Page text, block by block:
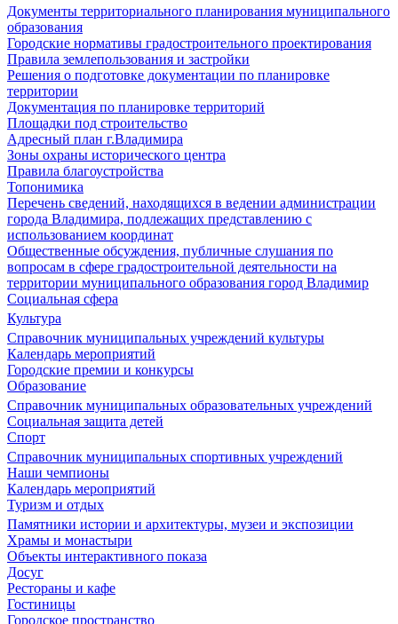
Документы территориального планирования муниципального
образования
Городские нормативы градостроительного проектирования
Правила землепользования и застройки
Решения о подготовке документации по планировке
территории
Документация по планировке территорий
Площадки под строительство
Адресный план г.Владимира
Зоны охраны исторического центра
Правила благоустройства
Топонимика
Перечень сведений, находящихся в ведении администрации
города Владимира, подлежащих представлению с
использованием координат
Общественные обсуждения, публичные слушания по
вопросам в сфере градостроительной деятельности на
территории муниципального образования город Владимир
Социальная сфера
Культура
Справочник муниципальных учреждений культуры
Календарь мероприятий
Городские премии и конкурсы
Образование
Справочник муниципальных образовательных учреждений
Социальная защита детей
Спорт
Справочник муниципальных спортивных учреждений
Наши чемпионы
Календарь мероприятий
Туризм и отдых
Памятники истории и архитектуры, музеи и экспозиции
Храмы и монастыри
Объекты интерактивного показа
Досуг
Рестораны и кафе
Гостиницы
Городское пространство